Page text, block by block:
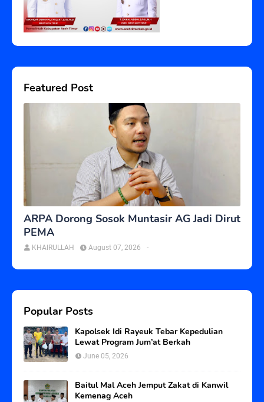
Featured Post
ARPA Dorong Sosok Muntasir AG Jadi Dirut
PEMA
KHAIRULLAH -
August 07, 2026
Popular Posts
Kapolsek Idi Rayeuk Tebar Kepedulian
Lewat Program Jum’at Berkah
June 05, 2026
Baitul Mal Aceh Jemput Zakat di Kanwil
Kemenag Aceh